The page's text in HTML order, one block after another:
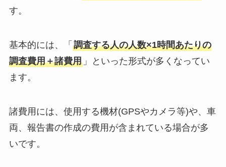
す。
基本的には、「 調査する人の人数×1時間あたりの
調査費用＋諸費用」といった形式が多くなってい
ます。
諸費用には、使用する機材(GPSやカメラ等)や、車
両、報告書の作成の費用が含まれている場合が多
いです。